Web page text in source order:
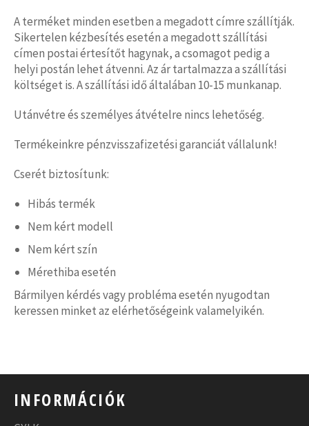
A terméket minden esetben a megadott címre szállítják.
Sikertelen kézbesítés esetén a megadott szállítási
címen postai értesítőt hagynak, a csomagot pedig a
helyi postán lehet átvenni. Az ár tartalmazza a szállítási
költséget is. A szállítási idő általában 10-15 munkanap.
Utánvétre és személyes átvételre nincs lehetőség.
Termékeinkre pénzvisszafizetési garanciát vállalunk!
Cserét biztosítunk:
Hibás termék
Nem kért modell
Nem kért szín
Mérethiba esetén
Bármilyen kérdés vagy probléma esetén nyugodtan
keressen minket az elérhetőségeink valamelyikén.
INFORMÁCIÓK